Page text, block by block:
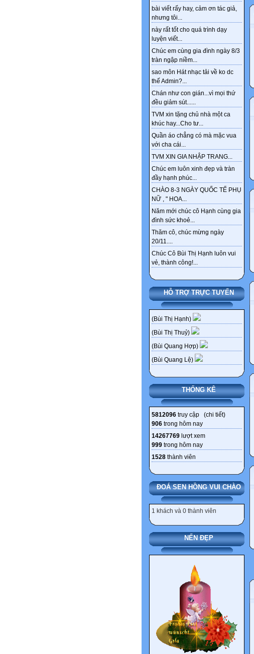
bài viết rấy hay, cảm ơn tác giả,
nhưng tôi...
này rất tốt cho quá trình dạy
luyện viết...
Chúc em cùng gia đình ngày 8/3
tràn ngập niềm...
sao môn Hát nhạc tải về ko dc
thế Admin?...
Chán như con gián...vì mọi thứ
đều giảm sút......
TVM xin tặng chủ nhà một ca
khúc hay...Cho tư...
Quần áo chẳng có mà mặc vua
với cha cái...
TVM XIN GIA NHẬP TRANG...
Chúc em luôn xinh đẹp và tràn
đầy hạnh phúc...
CHÀO 8-3 NGÀY QUỐC TẾ PHỤ
NỮ , " HOA...
Năm mới chúc cô Hạnh cùng gia
đình sức khoẻ...
Thăm cô, chúc mừng ngày
20/11....
Chúc Cô Bùi Thị Hạnh luôn vui
vẻ, thành công!...
HỖ TRỢ TRỰC TUYẾN
(Bùi Thị Hạnh)
(Bùi Thị Thuỷ)
(Bùi Quang Hợp)
(Bùi Quang Lệ)
THỐNG KÊ
5812096 truy cập (chi tiết)
906 trong hôm nay
14267769 lượt xem
999 trong hôm nay
1528 thành viên
ĐOÁ SEN HỒNG VUI CHÀO
1 khách và 0 thành viên
NẾN ĐẸP